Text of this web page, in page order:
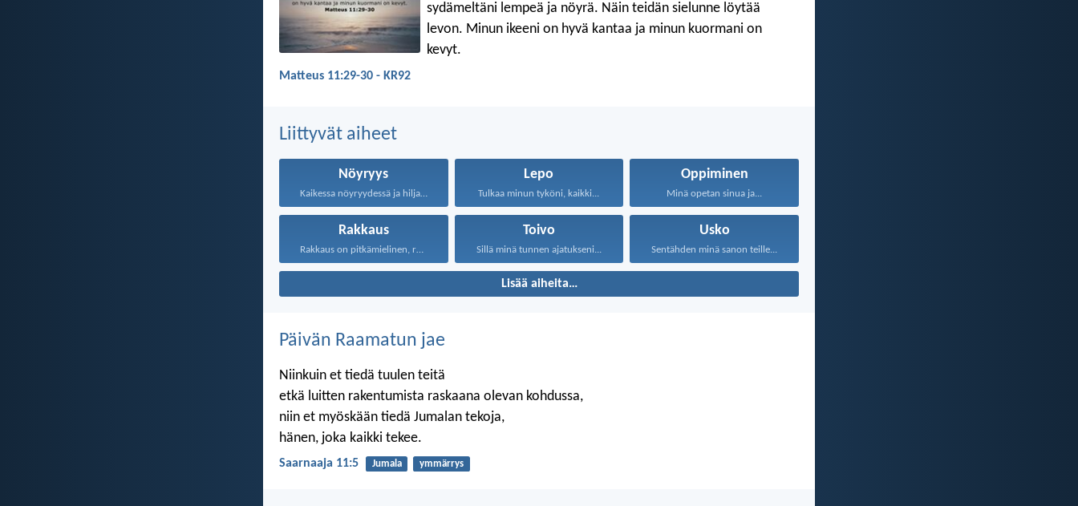
sydämeltäni lempeä ja nöyrä. Näin teidän sielunne löytää
levon. Minun ikeeni on hyvä kantaa ja minun kuormani on
kevyt.
Matteus 11:29-30 - KR92
Liittyvät aiheet
Nöyryys
Kaikessa nöyryydessä ja hiljaisuudessa...
Lepo
Tulkaa minun tyköni, kaikki...
Oppiminen
Minä opetan sinua ja...
Rakkaus
Rakkaus on pitkämielinen, rakkaus...
Toivo
Sillä minä tunnen ajatukseni...
Usko
Sentähden minä sanon teille...
Lisää aiheita…
Päivän Raamatun jae
Niinkuin et tiedä tuulen teitä
etkä luitten rakentumista raskaana olevan kohdussa,
niin et myöskään tiedä Jumalan tekoja,
hänen, joka kaikki tekee.
Saarnaaja 11:5 Jumala ymmärrys